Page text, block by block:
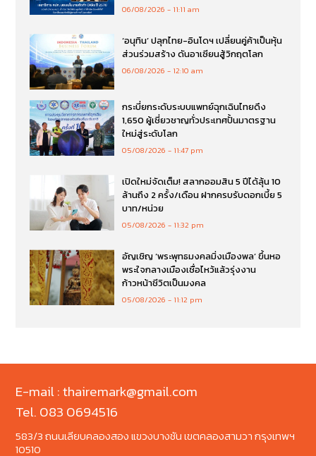
06/08/2026 11:11 am
‘อนุทิน’ ปลุกไทย-อินโดฯ เปลี่ยนคู่ค้าเป็นหุ้น
ส่วนร่วมสร้าง ดันอาเซียนสู้วิกฤตโลก
06/08/2026 12:10 am
กระบี่ยกระดับระบบแพทย์ฉุกเฉินไทยดึง
1,650 ผู้เชี่ยวชาญทั่วประเทศปั้นมาตรฐาน
ใหม่สู่ระดับโลก
05/08/2026 11:47 pm
เปิดใหม่จัดเต็ม! สลากออมสิน 5 ปีได้ลุ้น 10
ล้านถึง 2 ครั้ง/เดือน ฝากครบรับดอกเบี้ย 5
บาท/หน่วย
05/08/2026 11:32 pm
อัญเชิญ ‘พระพุทธมงคลมิ่งเมืองพล’ ขึ้นหอ
พระใจกลางเมืองเชื่อไหว้แล้วรุ่งงาน
ก้าวหน้าชีวิตเป็นมงคล
05/08/2026 11:12 pm
E-mail : thairemark@gmail.com
Tel. 083 0694516
583/3 ถนนเลียบคลองสอง แขวงบางชัน เขตคลองสามวา กรุงเทพฯ
10510